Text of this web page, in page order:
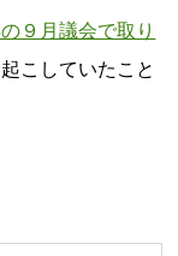
９月議会で取り
こしていたこと